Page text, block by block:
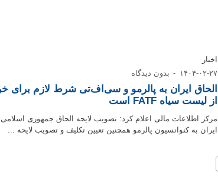
اخبار
۱۴۰۴-۰۲-۲۷
بدون دیدگاه
الحاق ایران به پالرمو و سی‌اف‌تی شرط لازم برای
از لیست سیاه FATF است
مرکز اطلاعات مالی اعلام کرد: تصویب لایحه الحاق جمهوری اسلامی
ایران به کنوانسیون پالرمو همچنین تعیین تکلیف و تصویب لایحه ...